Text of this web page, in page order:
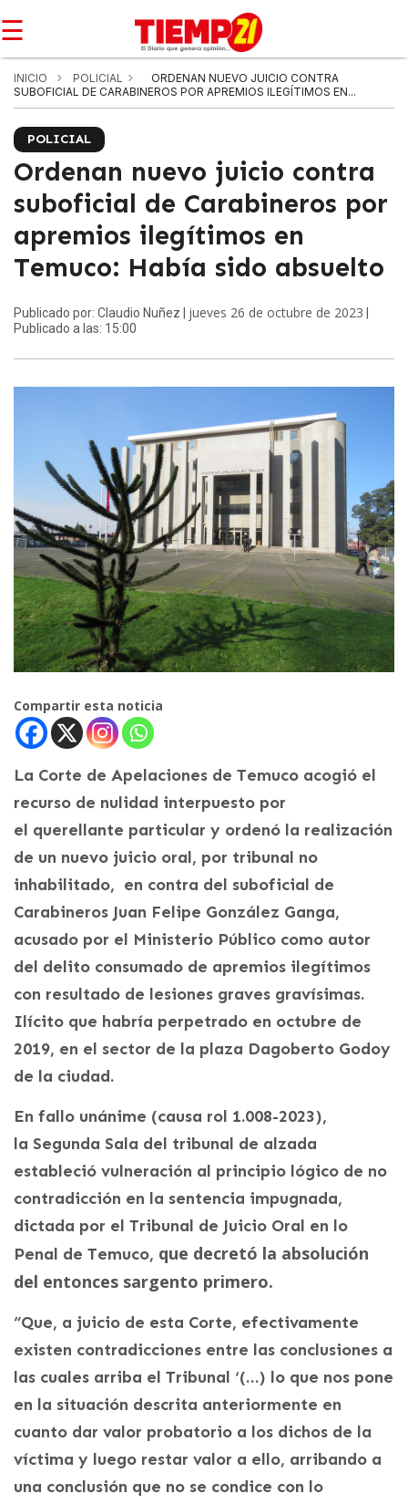
☰
INICIO POLICIAL
ORDENAN NUEVO JUICIO CONTRA
SUBOFICIAL DE CARABINEROS POR APREMIOS ILEGÍTIMOS EN...
POLICIAL
Ordenan nuevo juicio contra
suboficial de Carabineros por
apremios ilegítimos en
Temuco: Había sido absuelto
Publicado por: Claudio Nuñez | jueves 26 de octubre de 2023
Publicado a las: 15:00
Compartir esta noticia
La Corte de Apelaciones de Temuco acogió el
recurso de nulidad interpuesto por
el querellante particular y ordenó la realización
de un nuevo juicio oral, por tribunal no
inhabilitado, en contra del suboficial de
Carabineros Juan Felipe González Ganga,
acusado por el Ministerio Público como autor
del delito consumado de apremios ilegítimos
con resultado de lesiones graves gravísimas.
Ilícito que habría perpetrado en octubre de
2019, en el sector de la plaza Dagoberto Godoy
de la ciudad.
En fallo unánime (causa rol 1.008-2023),
la Segunda Sala del tribunal de alzada
estableció vulneración al principio lógico de no
contradicción en la sentencia impugnada,
dictada por el Tribunal de Juicio Oral en lo
Penal de Temuco, que decretó la absolución
del entonces sargento primero.
“Que, a juicio de esta Corte, efectivamente
existen contradicciones entre las conclusiones a
las cuales arriba el Tribunal ‘(…) lo que nos pone
en la situación descrita anteriormente en
cuanto dar valor probatorio a los dichos de la
víctima y luego restar valor a ello, arribando a
una conclusión que no se condice con lo